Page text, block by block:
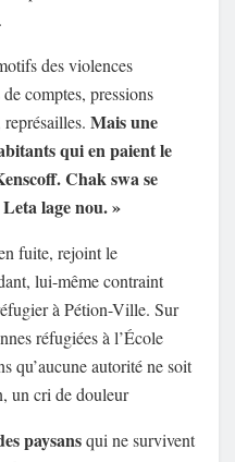
.
des violences
comptes, pressions
Mais une
qui en paient le
Chak swa se
lage nou. »
fuite, rejoint le
lui-même contraint
à Pétion-Ville. Sur
réfugiées à l’École
qu’aucune autorité ne soit
un cri de douleur
paysansqui ne survivent